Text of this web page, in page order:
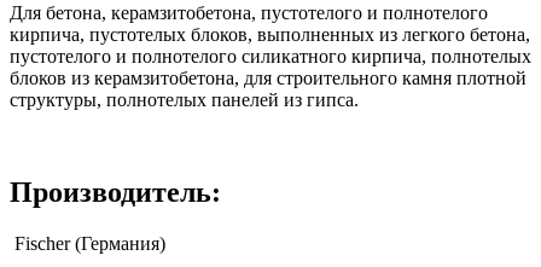
Для бетона, керамзитобетона, пустотелого и полнотелого
кирпича, пустотелых блоков, выполненных из легкого бетона,
пустотелого и полнотелого силикатного кирпича, полнотелых
блоков из керамзитобетона, для строительного камня плотной
структуры, полнотелых панелей из гипса.
Производитель:
Fischer (Германия)